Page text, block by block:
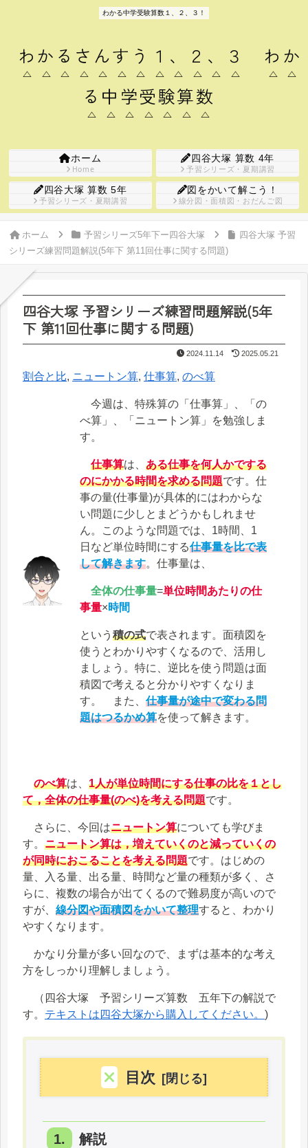
わかる中学受験算数１、２、３！
わかるさんすう１、２、３ わか
る中学受験算数
ホーム
Home
四谷大塚 算数 4年
予習シリーズ・夏期講習
四谷大塚 算数 5年
予習シリーズ・夏期講習
図をかいて解こう！
線分図・面積図・おだんご図
ホーム 予習シリーズ5年下ー四谷大塚
四谷大塚 予習
シリーズ練習問題解説(5年下 第11回仕事に関する問題)
四谷大塚 予習シリーズ練習問題解説(5年
下 第11回仕事に関する問題)
2024.11.14 2025.05.21
割合と比, ニュートン算, 仕事算, のべ算
今週は、特殊算の「仕事算」、「の
べ算」、「ニュートン算」を勉強しま
す。
仕事算は、ある仕事を何人かでする
のにかかる時間を求める問題です。仕
事の量(仕事量)が具体的にはわからな
い問題に少しとまどうかもしれませ
ん。このような問題では、1時間、1
日など単位時間にする仕事量を比で表
して解きます。仕事量は、
全体の仕事量=単位時間あたりの仕
事量×時間
という積の式で表されます。面積図を
使うとわかりやすくなるので、活用し
ましょう。特に、逆比を使う問題は面
積図で考えると分かりやすくなりま
す。 また、仕事量が途中で変わる問
題はつるかめ算を使って解きます。
のべ算は、 1人が単位時間にする仕事の比を１とし
て，全体の仕事量(のべ)を考える問題です。
さらに、今回はニュートン算についても学びま
す。 ニュートン算は，増えていくのと減っていくの
が同時におこることを考える問題です。はじめの
量、入る量、出る量、時間など量の種類が多く、さ
らに、複数の場合が出てくるので難易度が高いので
すが、 線分図や面積図をかいて整理すると、わかり
やすくなります。
かなり分量が多い回なので、まずは基本的な考え
方をしっかり理解しましょう。
（四谷大塚 予習シリーズ算数 五年下の解説で
す。 テキストは四谷大塚から購入してください。 )
目次
解説